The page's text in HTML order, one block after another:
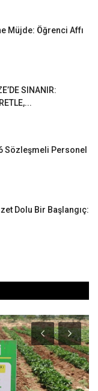
Müjde: Öğrenci Affı
SINANIR:
Sözleşmeli Personel
Dolu Bir Başlangıç: